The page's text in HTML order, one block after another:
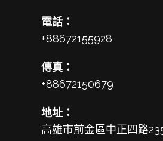
電話：
+88672155928
傳真：
+88672150679
地址：
高雄市前金區中正四路